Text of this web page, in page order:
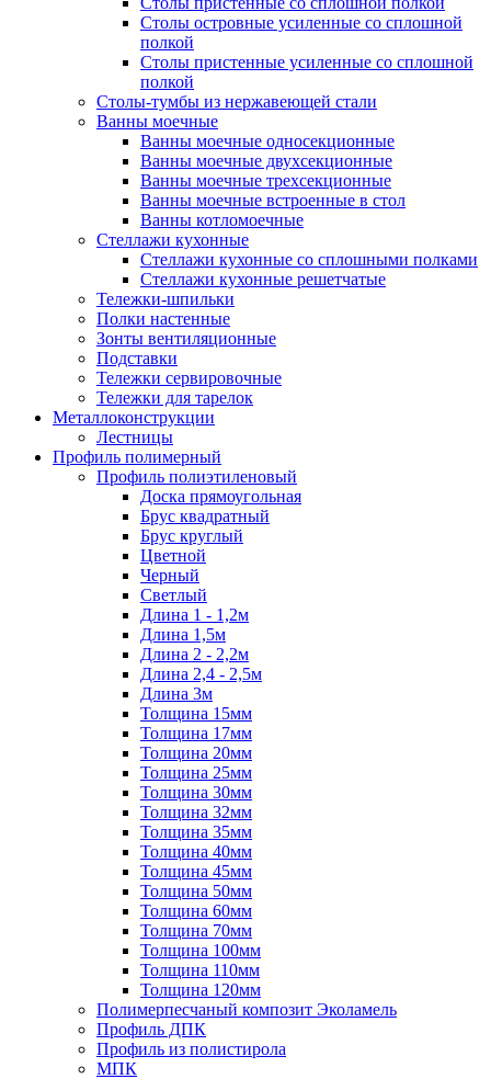
Столы островные усиленные со сплошной
полкой
Столы пристенные усиленные со сплошной
полкой
Столы-тумбы из нержавеющей стали
Ванны моечные
Ванны моечные односекционные
Ванны моечные двухсекционные
Ванны моечные трехсекционные
Ванны моечные встроенные в стол
Ванны котломоечные
Стеллажи кухонные
Стеллажи кухонные со сплошными полками
Стеллажи кухонные решетчатые
Тележки-шпильки
Полки настенные
Зонты вентиляционные
Подставки
Тележки сервировочные
Тележки для тарелок
Металлоконструкции
Лестницы
Профиль полимерный
Профиль полиэтиленовый
Доска прямоугольная
Брус квадратный
Брус круглый
Цветной
Черный
Светлый
Длина 1 - 1,2м
Длина 1,5м
Длина 2 - 2,2м
Длина 2,4 - 2,5м
Длина 3м
Толщина 15мм
Толщина 17мм
Толщина 20мм
Толщина 25мм
Толщина 30мм
Толщина 32мм
Толщина 35мм
Толщина 40мм
Толщина 45мм
Толщина 50мм
Толщина 60мм
Толщина 70мм
Толщина 100мм
Толщина 110мм
Толщина 120мм
Полимерпесчаный композит Эколамель
Профиль ДПК
Профиль из полистирола
МПК